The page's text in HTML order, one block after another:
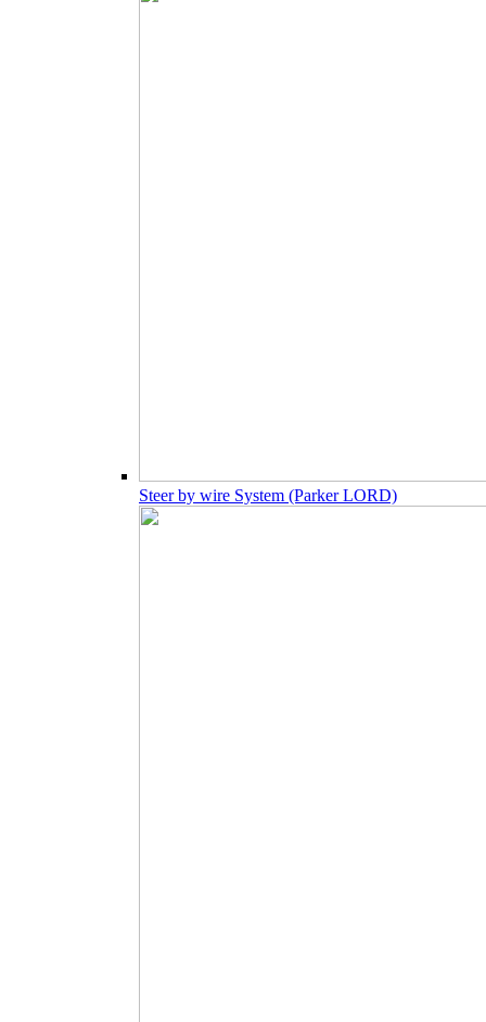
Steer by wire System (Parker LORD)